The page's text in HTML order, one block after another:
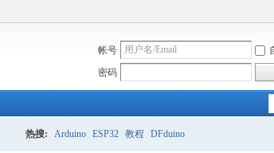
帐号
密码
热搜: Arduino ESP32 教程 DFduino